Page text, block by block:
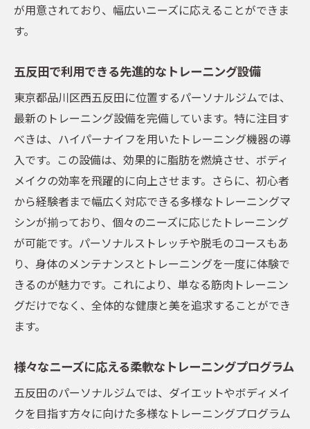
が用意されており、幅広いニーズに応えることができま
す。
五反田で利用できる先進的なトレーニング設備
東京都品川区西五反田に位置するパーソナルジムでは、
最新のトレーニング設備を完備しています。特に注目す
べきは、ハイパーナイフを用いたトレーニング機器の導
入です。この設備は、効果的に脂肪を燃焼させ、ボディ
メイクの効率を飛躍的に向上させます。さらに、初心者
から経験者まで幅広く対応できる多様なトレーニングマ
シンが揃っており、個々のニーズに応じたトレーニング
が可能です。パーソナルストレッチや脱毛のコースもあ
り、身体のメンテナンスとトレーニングを一度に体験で
きるのが魅力です。これにより、単なる筋肉トレーニン
グだけでなく、全体的な健康と美を追求することができ
ます。
様々なニーズに応える柔軟なトレーニングプログラム
五反田のパーソナルジムでは、ダイエットやボディメイ
クを目指す方々に向けた多様なトレーニングプログラム